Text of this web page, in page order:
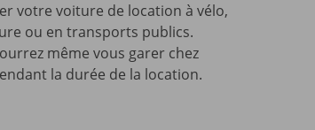
votre voiture de location à vélo,
ou en transports publics.
même vous garer chez
la durée de la location.